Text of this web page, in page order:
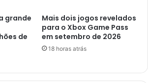
grande
de
Mais dois jogos revelados
para o Xbox Game Pass
em setembro de 2026
18 horas atrás